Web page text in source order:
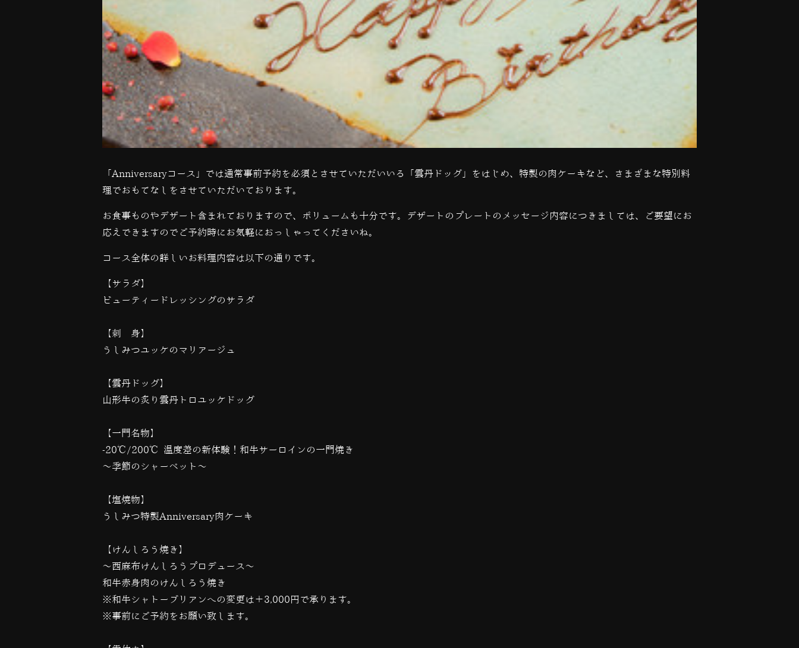
「 Anniversaryコース」では通常事前予約を必須とさせていただいいる「雲丹ドッグ」をはじめ、特製の肉ケーキなど、さまざまな特別料
理でおもてなしをさせていただいております。
お食事ものやデザート含まれておりますので、ボリュームも十分です。デザートのプレートのメッセージ内容につきましては、ご要望にお
応えできますのでご予約時にお気軽におっしゃってくださいね。
コース全体の詳しいお料理内容は以下の通りです。
【サラダ】
ビューティードレッシングのサラダ
【刺 身】
うしみつユッケのマリアージュ
【雲丹ドッグ】
山形牛の炙り雲丹トロユッケドッグ
【一門名物】
-20℃/200℃ 温度差の新体験！和牛サーロインの一門焼き
〜季節のシャーベット〜
【塩焼物】
うしみつ特製Anniversary肉ケーキ
【けんしろう焼き】
〜西麻布けんしろうプロデュース〜
和牛赤身肉のけんしろう焼き
※和牛シャトーブリアンへの変更は＋3,000円で承ります。
※事前にご予約をお願い致します。